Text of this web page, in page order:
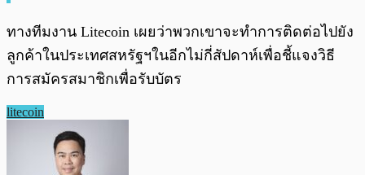
ทางทีมงาน Litecoin เผยว่าพวกเขาจะทำการติดต่อไปยัง
ลูกค้าในประเทศสหรัฐฯในอีกไม่กี่สัปดาห์เพื่อชี้แจงวิธี
การสมัครสมาชิกเพื่อรับบัตร
litecoin